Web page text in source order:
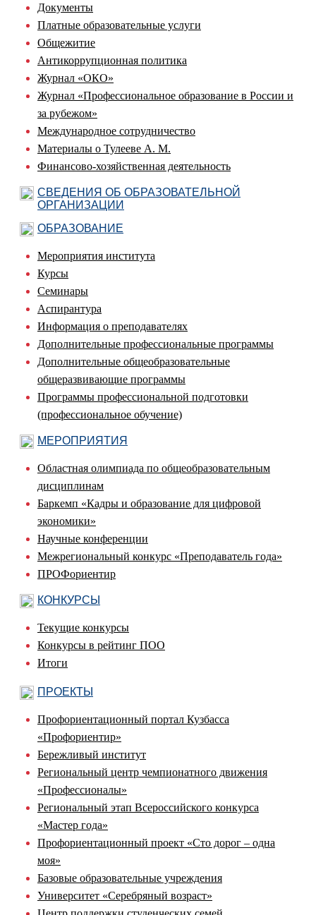
Документы
Платные образовательные услуги
Общежитие
Антикоррупционная политика
Журнал «ОКО»
Журнал «Профессиональное образование в России и
за рубежом»
Международное сотрудничество
Материалы о Тулееве А. М.
Финансово-хозяйственная деятельность
СВЕДЕНИЯ ОБ ОБРАЗОВАТЕЛЬНОЙ
ОРГАНИЗАЦИИ
ОБРАЗОВАНИЕ
Мероприятия института
Курсы
Семинары
Аспирантура
Информация о преподавателях
Дополнительные профессиональные программы
Дополнительные общеобразовательные
общеразвивающие программы
Программы профессиональной подготовки
(профессиональное обучение)
МЕРОПРИЯТИЯ
Областная олимпиада по общеобразовательным
дисциплинам
Баркемп «Кадры и образование для цифровой
экономики»
Научные конференции
Межрегиональный конкурс «Преподаватель года»
ПРОФориентир
КОНКУРСЫ
Текущие конкурсы
Конкурсы в рейтинг ПОО
Итоги
ПРОЕКТЫ
Профориентационный портал Кузбасса
«Профориентир»
Бережливый институт
Региональный центр чемпионатного движения
«Профессионалы»
Региональный этап Всероссийского конкурса
«Мастер года»
Профориентационный проект «Сто дорог – одна
моя»
Базовые образовательные учреждения
Университет «Серебряный возраст»